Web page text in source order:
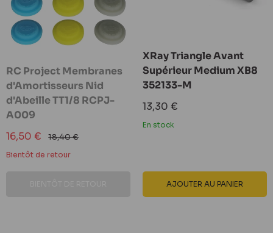
RC Project Membranes
d'Amortisseurs Nid
d'Abeille TT1/8 RCPJ-
A009
Prix
réduit
16,50 € Prix
normal
18,40 €
Bientôt de retour
XRay Triangle Avant
Supérieur Medium XB8
352133-M
Prix
réduit
13,30 €
En stock
AJOUTER AU PANIER